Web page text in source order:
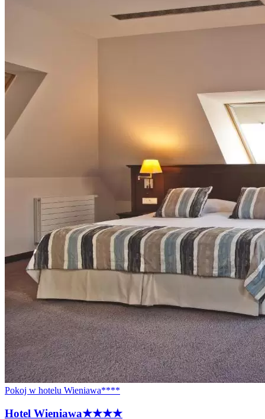
Pokoj w hotelu Wieniawa****
Hotel Wieniawa★★★★